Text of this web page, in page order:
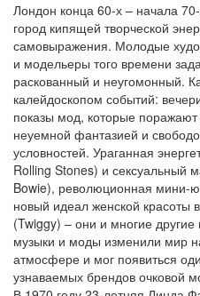
Лондон конца 60-х – начала
город кипящей творческой
самовыражения. Молодые
и модельеры того времени
раскованный и неугомонный.
калейдоскопом событий:
показы мод, которые
неуемной фантазией и
условностей. Ураганная
Rolling Stones) и сексуальный
Bowie), революционная мини-
новый идеал женской красоты
(Twiggy) – они и многие другие
музыки и моды изменили мир
атмосфере и мог появиться
узнаваемых брендов очковой